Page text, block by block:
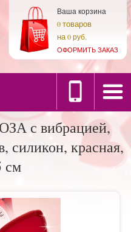
Ваша корзина
0товаров
на0 руб.
ОФОРМИТЬ ЗАКАЗ
с вибрацией,
силикон, красная,
см